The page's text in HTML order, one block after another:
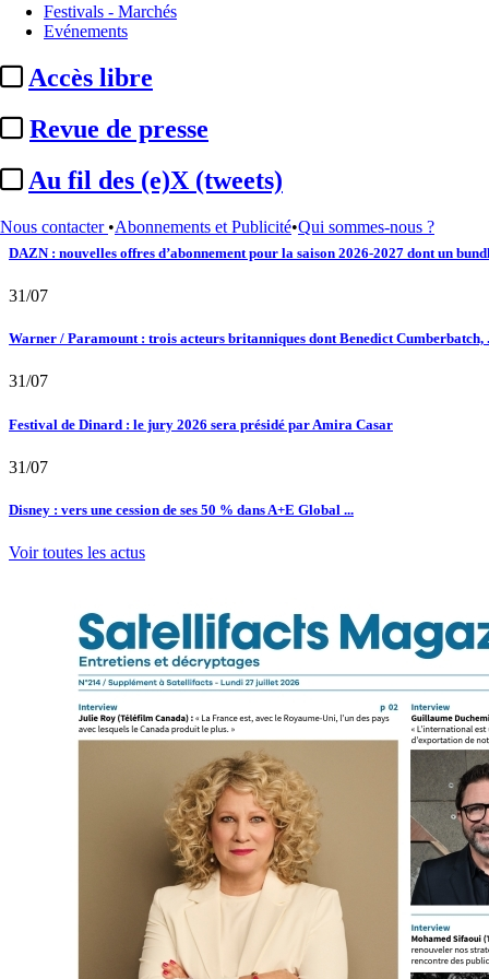
Festivals - Marchés
Evénements
Accès libre
Revue de presse
Au fil des (e)X (tweets)
Nous contacter •Abonnements et Publicité•Qui sommes-nous ?
02/08
Satellifacts : pause d'été
02/08
"L'Odyssée" : à Montpellier, le seul cinéma de France à ...
DAZN : nouvelles offres d’abonnement pour la saison 2026-2027 dont un
31/07
Warner / Paramount : trois acteurs britanniques dont Benedict Cumberbatch,
31/07
Festival de Dinard : le jury 2026 sera présidé par Amira Casar
31/07
Disney : vers une cession de ses 50 % dans A+E Global ...
Voir toutes les actus